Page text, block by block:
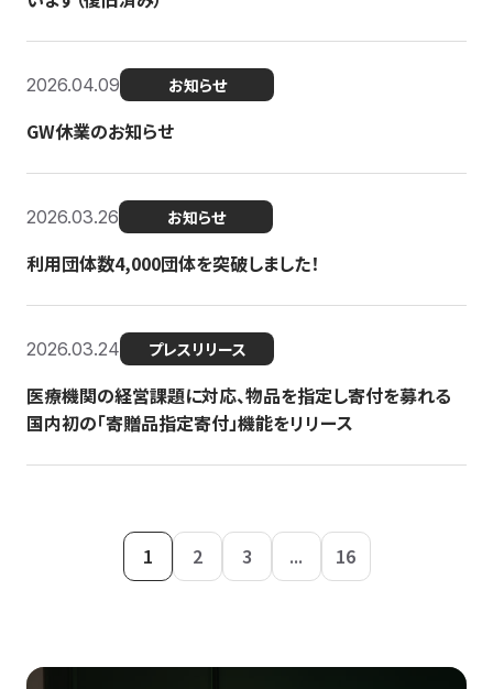
2026.04.09 お知らせ
GW休業のお知らせ
2026.03.26 お知らせ
利用団体数4,000団体を突破しました！
2026.03.24 プレスリリース
医療機関の経営課題に対応、物品を指定し寄付を募れる
国内初の「寄贈品指定寄付」機能をリリース
1 2 3 ... 16